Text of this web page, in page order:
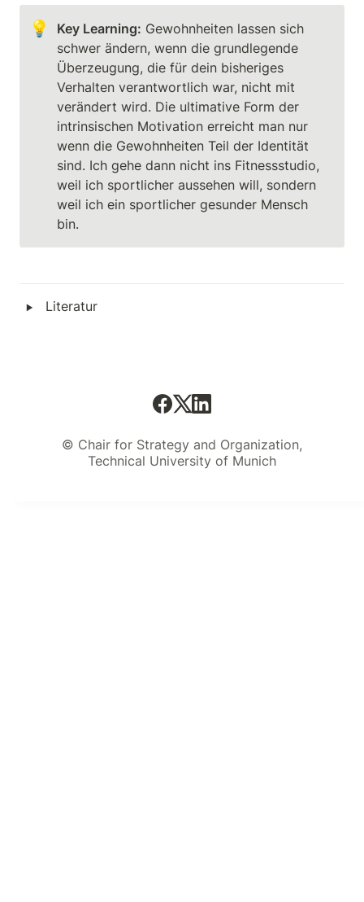
💡 Key Learning: Gewohnheiten lassen sich
schwer ändern, wenn die grundlegende
Überzeugung, die für dein bisheriges
Verhalten verantwortlich war, nicht mit
verändert wird. Die ultimative Form der
intrinsischen Motivation erreicht man nur
wenn die Gewohnheiten Teil der Identität
sind. Ich gehe dann nicht ins Fitnessstudio,
weil ich sportlicher aussehen will, sondern
weil ich ein sportlicher gesunder Mensch
bin.
‣ Literatur
© Chair for Strategy and Organization,
Technical University of Munich